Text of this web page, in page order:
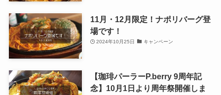
11月・12月限定！ナポリバーグ登
場です！
2024年10月25日 キャンペーン
【珈琲パーラーP.berry 9周年記
念】10月1日より周年祭開催しま